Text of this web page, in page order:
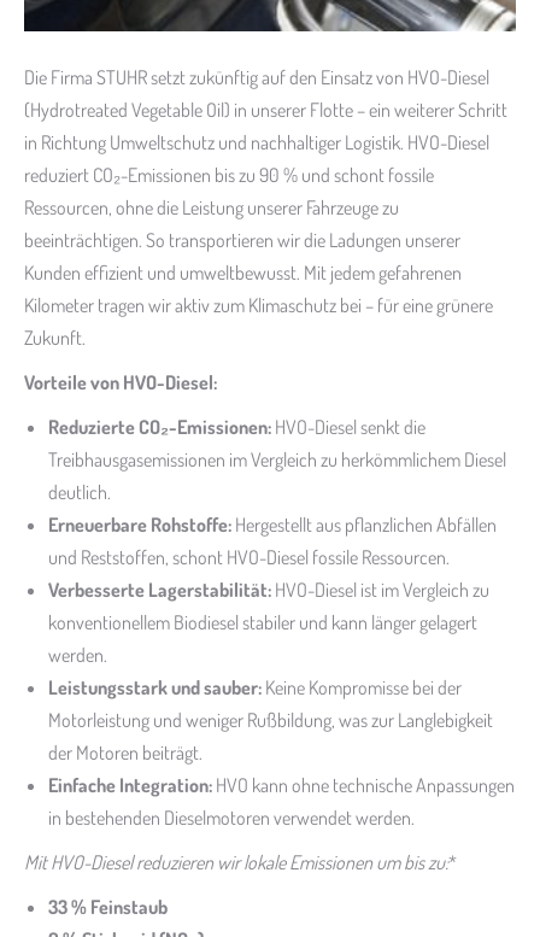
Die Firma STUHR setzt zukünftig auf den Einsatz von HVO-Diesel
(Hydrotreated Vegetable Oil) in unserer Flotte – ein weiterer Schritt
in Richtung Umweltschutz und nachhaltiger Logistik. HVO-Diesel
reduziert CO₂-Emissionen bis zu 90 % und schont fossile
Ressourcen, ohne die Leistung unserer Fahrzeuge zu
beeinträchtigen. So transportieren wir die Ladungen unserer
Kunden effizient und umweltbewusst. Mit jedem gefahrenen
Kilometer tragen wir aktiv zum Klimaschutz bei – für eine grünere
Zukunft.
Vorteile von HVO-Diesel:
Reduzierte CO₂-Emissionen: HVO-Diesel senkt die
Treibhausgasemissionen im Vergleich zu herkömmlichem Diesel
deutlich.
Erneuerbare Rohstoffe: Hergestellt aus pflanzlichen Abfällen
und Reststoffen, schont HVO-Diesel fossile Ressourcen.
Verbesserte Lagerstabilität: HVO-Diesel ist im Vergleich zu
konventionellem Biodiesel stabiler und kann länger gelagert
werden.
Leistungsstark und sauber: Keine Kompromisse bei der
Motorleistung und weniger Rußbildung, was zur Langlebigkeit
der Motoren beiträgt.
Einfache Integration: HVO kann ohne technische Anpassungen
in bestehenden Dieselmotoren verwendet werden.
Mit HVO-Diesel reduzieren wir lokale Emissionen um bis zu:*
33 % Feinstaub